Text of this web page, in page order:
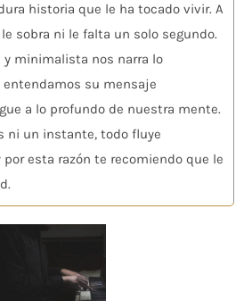
historia que le ha tocado vivir. A
sobra ni le falta un solo segundo.
y minimalista nos narra lo
su mensaje
a lo profundo de nuestra mente.
ni un instante, todo fluye
esta razón te recomiendo que le